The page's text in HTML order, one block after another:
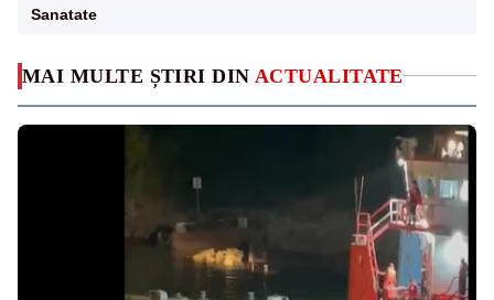
MAI MULTE ȘTIRI DIN ACTUALITATE
Sanatate